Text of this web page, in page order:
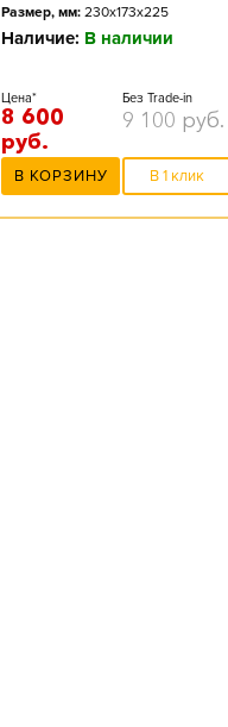
Размер, мм: 230x173x225
Наличие: В наличии
Цена*
8 600
руб.
Без Trade-in
9 100 руб.
В КОРЗИНУ В 1 клик